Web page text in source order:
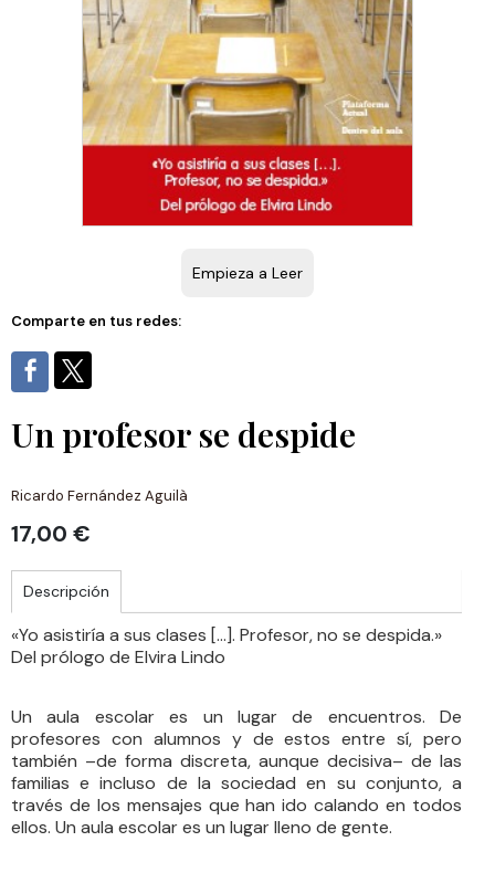
Empieza a Leer
Comparte en tus redes:
Un profesor se despide
Ricardo Fernández Aguilà
17,00 €
Descripción
«Yo asistiría a sus clases […]. Profesor, no se despida.»
Del prólogo de Elvira Lindo
Un aula escolar es un lugar de encuentros. De
profesores con alumnos y de estos entre sí, pero
también –de forma discreta, aunque decisiva– de las
familias e incluso de la sociedad en su conjunto, a
través de los mensajes que han ido calando en todos
ellos. Un aula escolar es un lugar lleno de gente.